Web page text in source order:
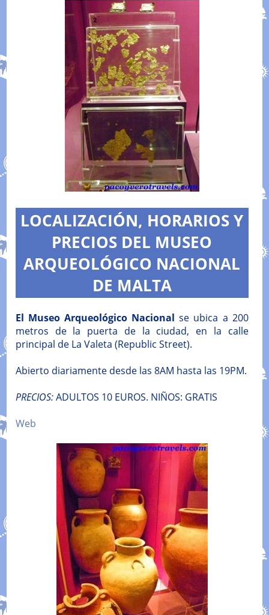
LOCALIZACIÓN, HORARIOS Y
PRECIOS DEL MUSEO
ARQUEOLÓGICO NACIONAL
DE MALTA
El Museo Arqueológico Nacional se ubica a 200
metros de la puerta de la ciudad, en la calle
principal de La Valeta (Republic Street).
Abierto diariamente desde las 8AM hasta las 19PM.
PRECIOS:ADULTOS 10 EUROS. NIÑOS: GRATIS
Web